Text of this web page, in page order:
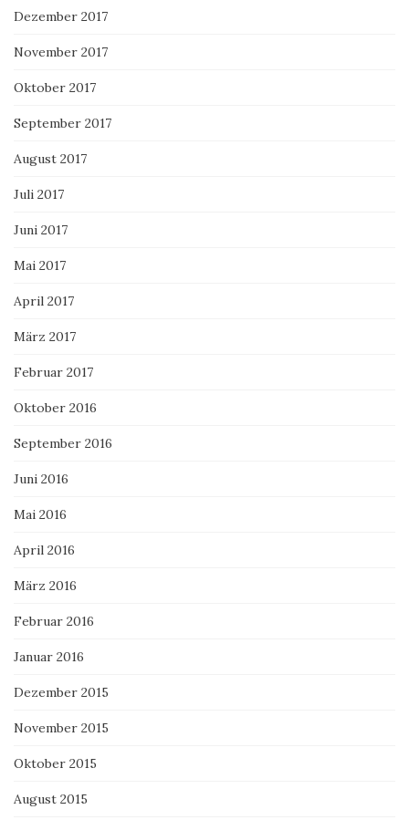
Dezember 2017
November 2017
Oktober 2017
September 2017
August 2017
Juli 2017
Juni 2017
Mai 2017
April 2017
März 2017
Februar 2017
Oktober 2016
September 2016
Juni 2016
Mai 2016
April 2016
März 2016
Februar 2016
Januar 2016
Dezember 2015
November 2015
Oktober 2015
August 2015